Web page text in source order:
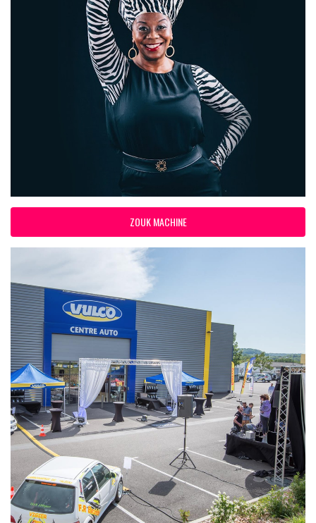
ZOUK MACHINE